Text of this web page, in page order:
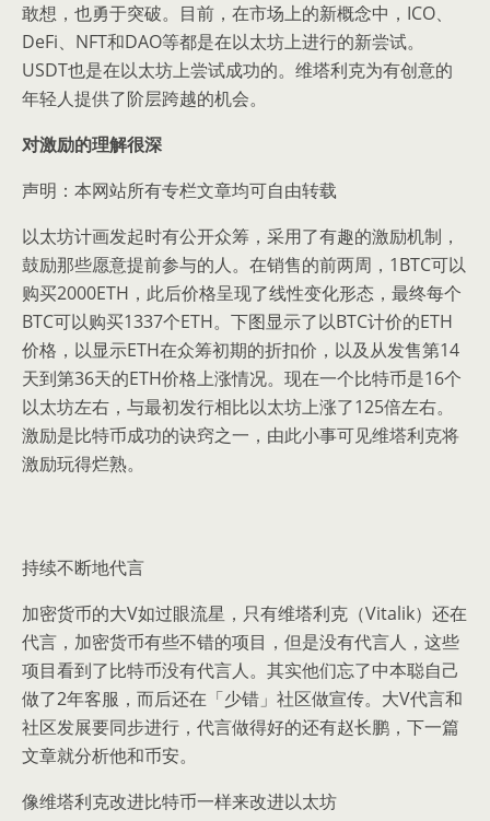
敢想，也勇于突破。目前，在市场上的新概念中，ICO、
DeFi、NFT和DAO等都是在以太坊上进行的新尝试。
USDT也是在以太坊上尝试成功的。维塔利克为有创意的
年轻人提供了阶层跨越的机会。
对激励的理解很深
声明：本网站所有专栏文章均可自由转载
以太坊计画发起时有公开众筹，采用了有趣的激励机制，
鼓励那些愿意提前参与的人。在销售的前两周，1BTC可以
购买2000ETH，此后价格呈现了线性变化形态，最终每个
BTC可以购买1337个ETH。下图显示了以BTC计价的ETH
价格，以显示ETH在众筹初期的折扣价，以及从发售第14
天到第36天的ETH价格上涨情况。现在一个比特币是16个
以太坊左右，与最初发行相比以太坊上涨了125倍左右。
激励是比特币成功的诀窍之一，由此小事可见维塔利克将
激励玩得烂熟。
持续不断地代言
加密货币的大V如过眼流星，只有维塔利克（Vitalik）还在
代言，加密货币有些不错的项目，但是没有代言人，这些
项目看到了比特币没有代言人。其实他们忘了中本聪自己
做了2年客服，而后还在「少错」社区做宣传。大V代言和
社区发展要同步进行，代言做得好的还有赵长鹏，下一篇
文章就分析他和币安。
像维塔利克改进比特币一样来改进以太坊